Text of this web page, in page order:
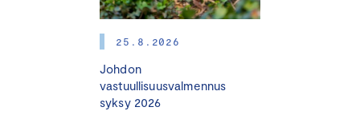
25.8.2026
Johdon
vastuullisuusvalmennus
syksy 2026